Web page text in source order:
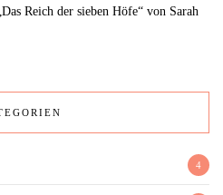
Reich der sieben Höfe“ von Sarah
4